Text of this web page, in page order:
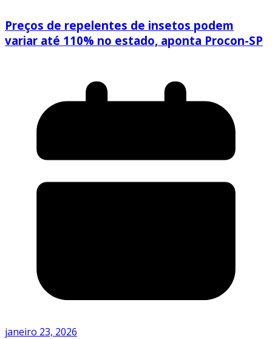
Preços de repelentes de insetos podem
variar até 110% no estado, aponta Procon-SP
janeiro 23, 2026